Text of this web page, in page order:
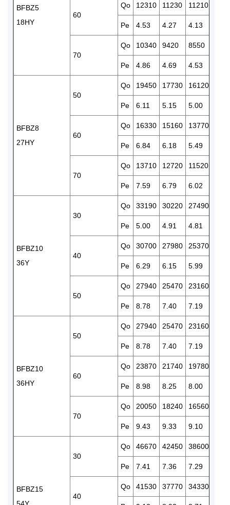
BFBZ5
18HY
60
Qo 12310 11230 11210
Pe 4.53 4.27 4.13
70
Qo 10340 9420 8550
Pe 4.86 4.69 4.53
BFBZ8
27HY
50
Qo 19450 17730 16120
Pe 6.11 5.15 5.00
60
Qo 16330 15160 13770
Pe 6.84 6.18 5.49
70
Qo 13710 12720 11520
Pe 7.59 6.79 6.02
BFBZ10
36Y
30
Qo 33190 30220 27490
Pe 5.00 4.91 4.81
40
Qo 30700 27980 25370
Pe 6.29 6.15 5.99
50
Qo 27940 25470 23160
Pe 8.78 7.40 7.19
BFBZ10
36HY
50
Qo 27940 25470 23160
Pe 8.78 7.40 7.19
60
Qo 23870 21740 19780
Pe 8.98 8.25 8.00
70
Qo 20050 18240 16560
Pe 9.43 9.33 9.10
BFBZ15
30
Qo 46670 42450 38600
Pe 7.41 7.36 7.29
40
Qo 41530 37770 34330